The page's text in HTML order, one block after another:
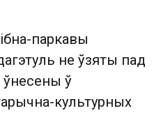
паркавы
не ўзяты пад
ўнесены ў
культурных